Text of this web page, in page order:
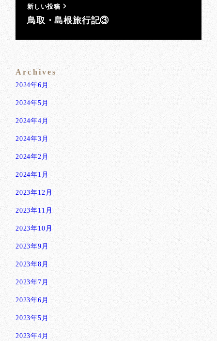
新しい投稿
鳥取・島根旅行記③
Archives
2024年6月
2024年5月
2024年4月
2024年3月
2024年2月
2024年1月
2023年12月
2023年11月
2023年10月
2023年9月
2023年8月
2023年7月
2023年6月
2023年5月
2023年4月